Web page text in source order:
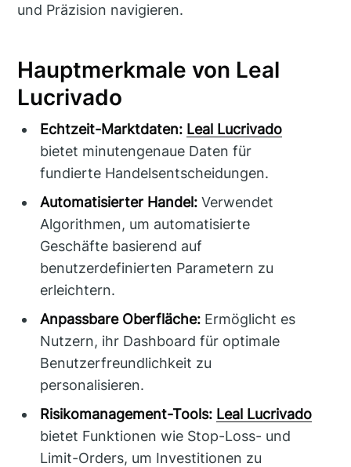
und Präzision navigieren.
Hauptmerkmale von Leal
Lucrivado
Echtzeit-Marktdaten: Leal Lucrivado
bietet minutengenaue Daten für
fundierte Handelsentscheidungen.
Automatisierter Handel: Verwendet
Algorithmen, um automatisierte
Geschäfte basierend auf
benutzerdefinierten Parametern zu
erleichtern.
Anpassbare Oberfläche: Ermöglicht es
Nutzern, ihr Dashboard für optimale
Benutzerfreundlichkeit zu
personalisieren.
Risikomanagement-Tools: Leal Lucrivado
bietet Funktionen wie Stop-Loss- und
Limit-Orders, um Investitionen zu